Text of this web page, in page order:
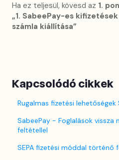
Ha ez teljesül, kövesd az 1.
„1. SabeePay-es
számla kiállítása”
Kapcsolódó cikkek
Rugalmas fizetési lehetőségek
SabeePay - Foglalások
feltétellel
SEPA fizetési móddal történő